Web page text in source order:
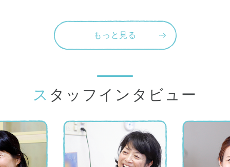
もっと見る
スタッフインタビュー